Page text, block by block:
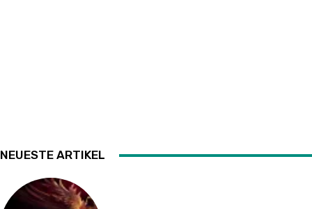
NEUESTE ARTIKEL